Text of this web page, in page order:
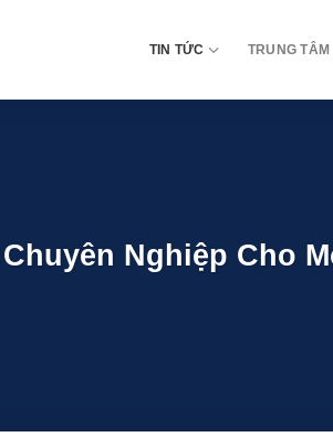
TIN TỨC TRUNG TÂM
Nghiệp Cho